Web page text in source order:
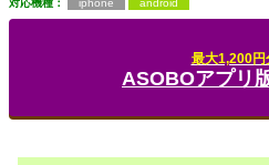
対応機種：
iphone android
最大1,200円
ASOBOアプリ